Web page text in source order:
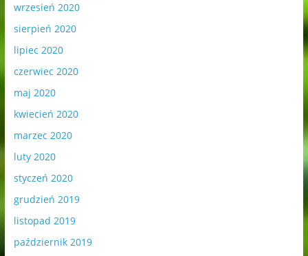
wrzesień 2020
sierpień 2020
lipiec 2020
czerwiec 2020
maj 2020
kwiecień 2020
marzec 2020
luty 2020
styczeń 2020
grudzień 2019
listopad 2019
październik 2019